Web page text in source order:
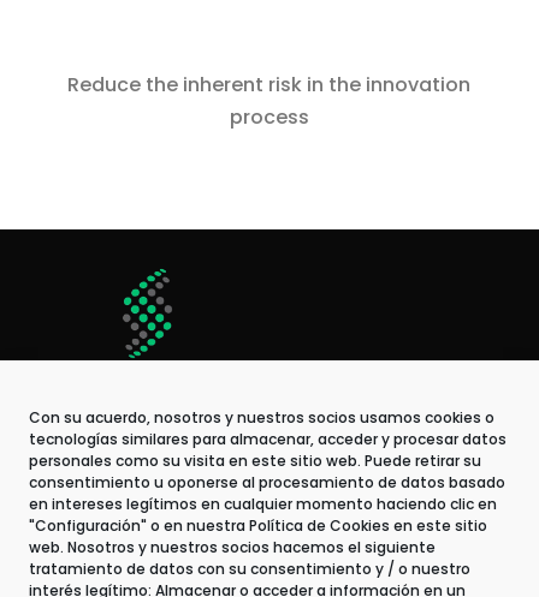
Con su acuerdo, nosotros y nuestros socios usamos cookies o
tecnologías similares para almacenar, acceder y procesar datos
personales como su visita en este sitio web. Puede retirar su
consentimiento u oponerse al procesamiento de datos basado
en intereses legítimos en cualquier momento haciendo clic en
"Configuración" o en nuestra Política de Cookies en este sitio
web. Nosotros y nuestros socios hacemos el siguiente
tratamiento de datos con su consentimiento y / o nuestro
interés legítimo: Almacenar o acceder a información en un
Reduce the inherent risk in the innovation
process
Contact